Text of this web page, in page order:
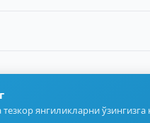
янгиликларни ўзингизга